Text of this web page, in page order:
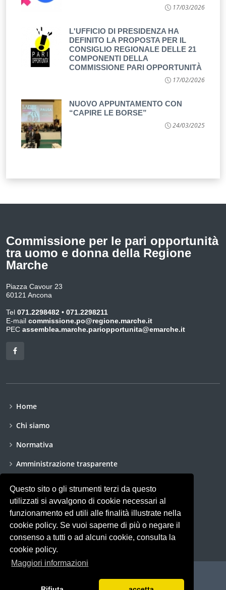
Questo sito o gli strumenti terzi da questo
utilizzati si avvalgono di cookie necessari al
funzionamento ed utili alle finalità illustrate nella
cookie policy. Se vuoi saperne di più o negare il
consenso a tutti o ad alcuni cookie, consulta la
cookie policy.
Maggiori informazioni
17/03/2026
L'UFFICIO DI PRESIDENZA HA
DEFINITO LA PROPOSTA PER IL
CONSIGLIO REGIONALE DELLE 21
COMPONENTI DELLA
COMMISSIONE PARI OPPORTUNITÀ
17/02/2026
NUOVO APPUNTAMENTO CON
“CAPIRE LE BORSE”
24/03/2025
Commissione per le pari opportunità
tra uomo e donna della Regione
Marche
Piazza Cavour 23
60121 Ancona
Tel 071.2298482 • 071.2298211
E-mail commissione.po@regione.marche.it
PEC assemblea.marche.pariopportunita@emarche.it
Home
Chi siamo
Normativa
Amministrazione trasparente
Accessibilità
Privacy policy
CPO. All Rights Reserved